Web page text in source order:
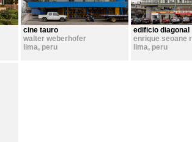
cine tauro
walter weberhofer
lima, peru
edificio diagonal
enrique seoane
lima, peru